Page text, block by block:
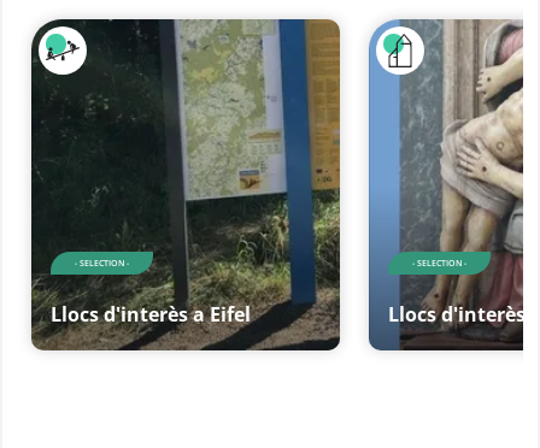
- SELECTION -
Llocs d'interès a Eifel
- SELECTION -
Llocs d'interès